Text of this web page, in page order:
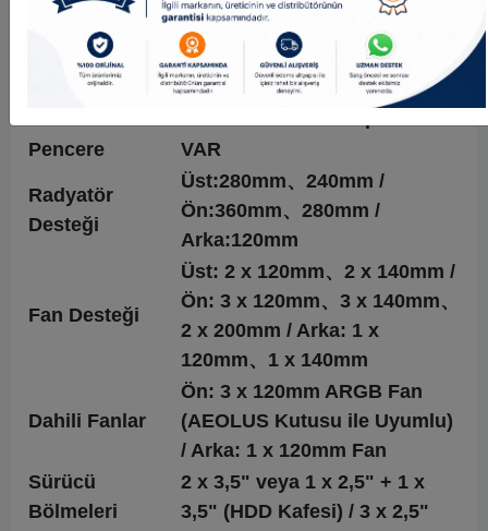
Siyah
Genişleme
Yuvaları
7
Pencere
VAR
Radyatör
Desteği
Üst:280mm、240mm /
Ön:360mm、280mm /
Arka:120mm
Fan Desteği
Üst: 2 x 120mm、2 x 140mm /
Ön: 3 x 120mm、3 x 140mm、
2 x 200mm / Arka: 1 x
120mm、1 x 140mm
Dahili Fanlar
Ön: 3 x 120mm ARGB Fan
(AEOLUS Kutusu ile Uyumlu)
/ Arka: 1 x 120mm Fan
Sürücü
Bölmeleri
2 x 3,5" veya 1 x 2,5" + 1 x
3,5" (HDD Kafesi) / 3 x 2,5"